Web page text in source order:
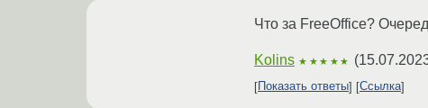
Что за FreeOffice?
Kolins ★★★★★ (
Показать ответы Ссылка